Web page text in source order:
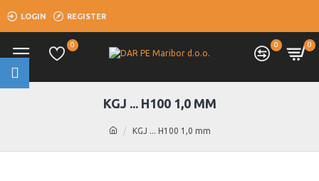
LOGIN REGISTER
0 0 0
KGJ ... H100 1,0 mm
KGJ ... H100 1,0 MM